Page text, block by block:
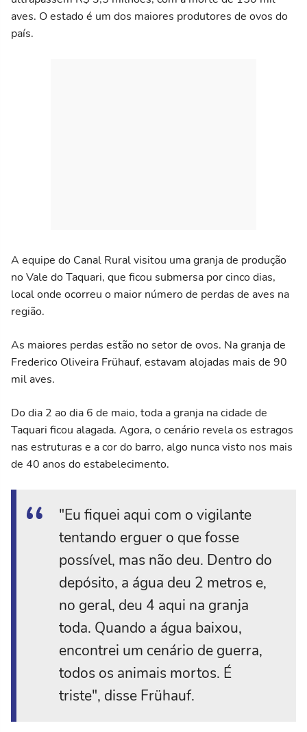
aves. O estado é um dos maiores produtores de ovos do
país.
A equipe do Canal Rural visitou uma granja de produção
no Vale do Taquari, que ficou submersa por cinco dias,
local onde ocorreu o maior número de perdas de aves na
região.
As maiores perdas estão no setor de ovos. Na granja de
Frederico Oliveira Frühauf, estavam alojadas mais de 90
mil aves.
Do dia 2 ao dia 6 de maio, toda a granja na cidade de
Taquari ficou alagada. Agora, o cenário revela os estragos
nas estruturas e a cor do barro, algo nunca visto nos mais
de 40 anos do estabelecimento.
"Eu fiquei aqui com o vigilante
tentando erguer o que fosse
possível, mas não deu. Dentro do
depósito, a água deu 2 metros e,
no geral, deu 4 aqui na granja
toda. Quando a água baixou,
encontrei um cenário de guerra,
todos os animais mortos. É
triste", disse Frühauf.